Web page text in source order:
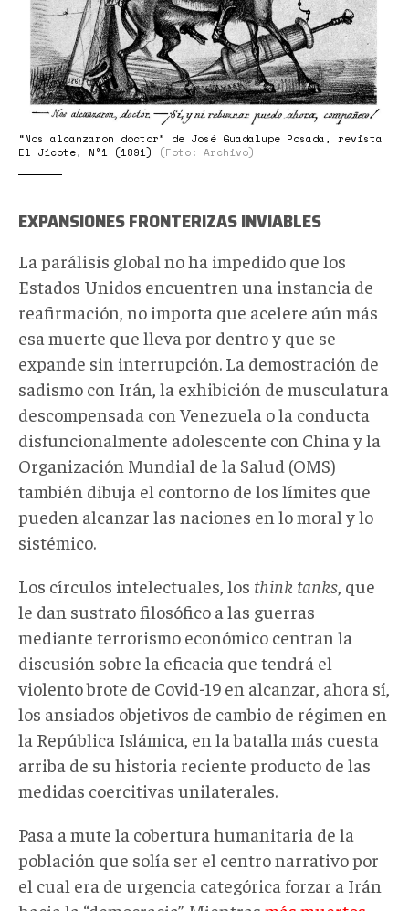
“Nos alcanzaron doctor” de José Guadalupe Posada, revista
El Jicote, N°1 (1891)
(Foto: Archivo)
EXPANSIONES FRONTERIZAS INVIABLES
La parálisis global no ha impedido que los
Estados Unidos encuentren una instancia de
reafirmación, no importa que acelere aún más
esa muerte que lleva por dentro y que se
expande sin interrupción. La demostración de
sadismo con Irán, la exhibición de musculatura
descompensada con Venezuela o la conducta
disfuncionalmente adolescente con China y la
Organización Mundial de la Salud (OMS)
también dibuja el contorno de los límites que
pueden alcanzar las naciones en lo moral y lo
sistémico.
Los círculos intelectuales, los think tanks, que
le dan sustrato filosófico a las guerras
mediante terrorismo económico centran la
discusión sobre la eficacia que tendrá el
violento brote de Covid-19 en alcanzar, ahora sí,
los ansiados objetivos de cambio de régimen en
la República Islámica, en la batalla más cuesta
arriba de su historia reciente producto de las
medidas coercitivas unilaterales.
Pasa a mute la cobertura humanitaria de la
población que solía ser el centro narrativo por
el cual era de urgencia categórica forzar a Irán